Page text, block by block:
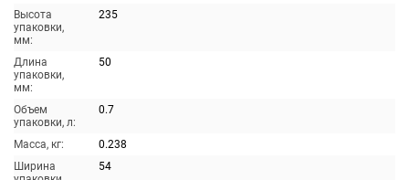
Высота
упаковки,
мм:
235
Длина
упаковки,
мм:
50
Объем
упаковки, л:
0.7
Масса, кг:
0.238
Ширина
54